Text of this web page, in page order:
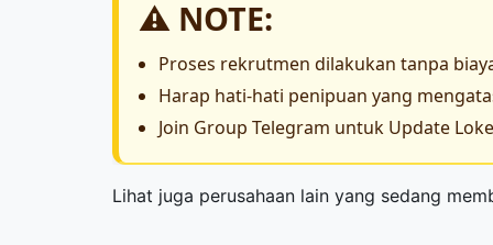
⚠️ NOTE:
Proses rekrutmen dilakukan tanpa
Harap hati-hati penipuan yang
Join Group Telegram untuk Update
Lihat juga perusahaan lain yang sedang